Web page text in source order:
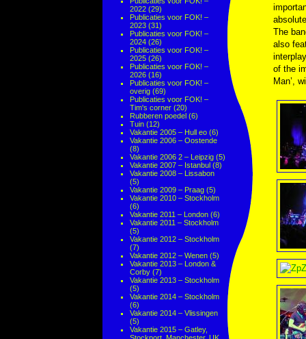
2022 (29)
Publicaties voor FOK! –
2023 (31)
Publicaties voor FOK! –
2024 (26)
Publicaties voor FOK! –
2025 (26)
Publicaties voor FOK! –
2026 (16)
Publicaties voor FOK! –
overig (69)
Publicaties voor FOK! –
Tim's corner (20)
Rubberen poedel (6)
Tuin (12)
Vakantie 2005 – Hull eo (6)
Vakantie 2006 – Oostende
(8)
Vakantie 2006 2 – Leipzig (5)
Vakantie 2007 – Istanbul (8)
Vakantie 2008 – Lissabon
(5)
Vakantie 2009 – Praag (5)
Vakantie 2010 – Stockholm
(6)
Vakantie 2011 – London (6)
Vakantie 2011 – Stockholm
(5)
Vakantie 2012 – Stockholm
(7)
Vakantie 2012 – Wenen (5)
Vakantie 2013 – London &
Corby (7)
Vakantie 2013 – Stockholm
(5)
Vakantie 2014 – Stockholm
(6)
Vakantie 2014 – Vlissingen
(5)
Vakantie 2015 – Gatley,
The
also
of the
Man’,